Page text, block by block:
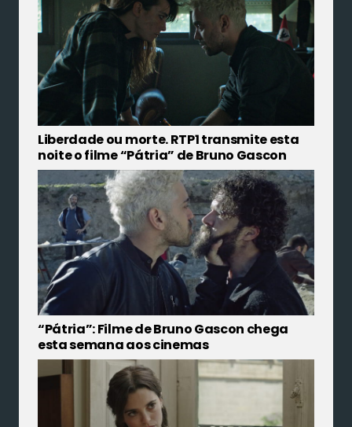
Liberdade ou morte. RTP1 transmite esta
noite o filme “Pátria” de Bruno Gascon
“Pátria”: Filme de Bruno Gascon chega
esta semana aos cinemas